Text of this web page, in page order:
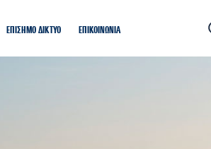
ΕΠΙΣΗΜΟ ΔΙΚΤΥΟ ΕΠΙΚΟΙΝΩΝΙΑ